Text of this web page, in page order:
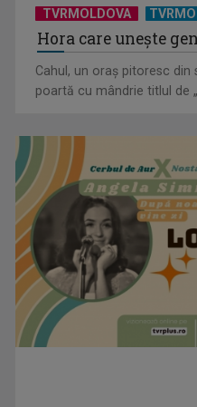
”Un doctor pentru
esențiale pentru o stare ...
TVRMOLDOVA
Hora care unește
Cahul, un oraș pitoresc din
poartă cu mândrie titlul de